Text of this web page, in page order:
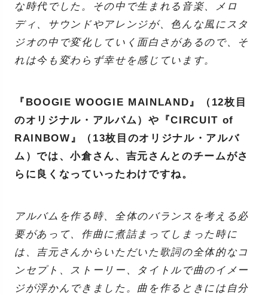
な時代でした。その中で生まれる音楽、メロ
ディ、サウンドやアレンジが、色んな風にスタ
ジオの中で変化していく面白さがあるので、そ
れは今も変わらず幸せを感じています。
『BOOGIE WOOGIE MAINLAND』（12枚目
のオリジナル・アルバム）や『CIRCUIT of
RAINBOW』（13枚目のオリジナル・アルバ
ム）では、小倉さん、吉元さんとのチームがさ
らに良くなっていったわけですね。
アルバムを作る時、全体のバランスを考える必
要があって、作曲に煮詰まってしまった時に
は、吉元さんからいただいた歌詞の全体的なコ
ンセプト、ストーリー、タイトルで曲のイメー
ジが浮かんできました。曲を作るときには自分